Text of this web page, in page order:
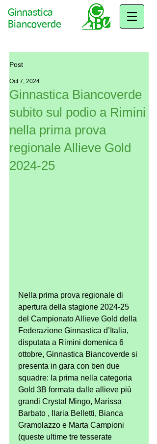
Ginnastica
Biancoverde
Post
Ginnastica Biancoverde
subito sul podio a Rimini
nella prima prova
regionale Allieve Gold
2024-25
Oct 7, 2024
Nella prima prova regionale di
apertura della stagione 2024-25
del Campionato Allieve Gold della
Federazione Ginnastica d’Italia,
disputata a Rimini domenica 6
ottobre, Ginnastica Biancoverde si
presenta in gara con ben due
squadre: la prima nella categoria
Gold 3B formata dalle allieve più
grandi Crystal Mingo, Marissa
Barbato , Ilaria Belletti, Bianca
Gramolazzo e Marta Campioni
(queste ultime tre tesserate